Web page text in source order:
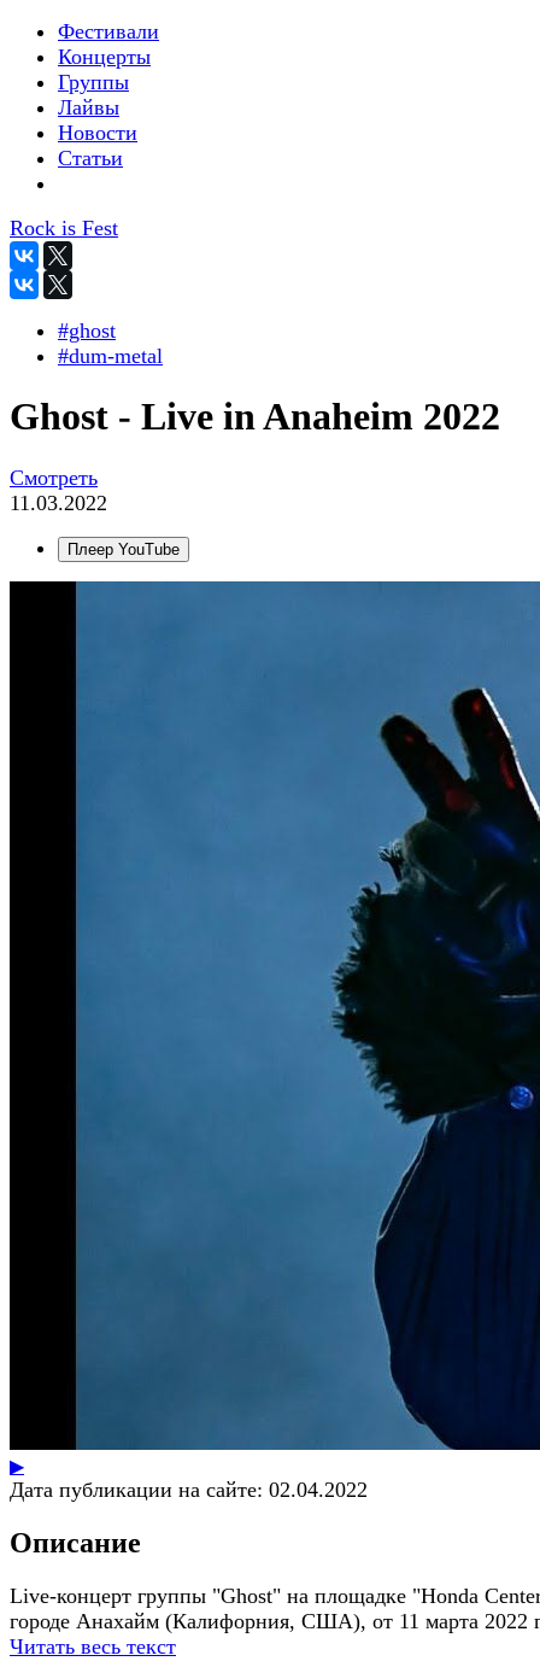
Фестивали
Концерты
Группы
Лайвы
Новости
Статьи
Rock is Fest
#ghost
#dum-metal
Ghost - Live in Anaheim 2022
Смотреть
11.03.2022
Плеер YouTube
▶
Дата публикации на сайте: 02.04.2022
Описание
Live-концерт группы "Ghost" на площадке "Honda
городе Анахайм (Калифорния, США), от 11 марта 2022
Читать весь текст